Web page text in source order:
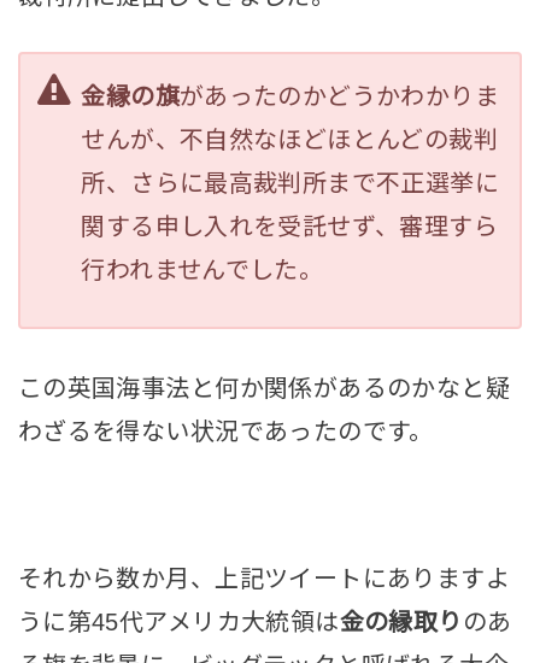
金縁の旗があったのかどうかわかりま
せんが、不自然なほどほとんどの裁判
所、さらに最高裁判所まで不正選挙に
関する申し入れを受託せず、審理すら
行われませんでした。
この英国海事法と何か関係があるのかなと疑
わざるを得ない状況であったのです。
それから数か月、上記ツイートにありますよ
うに第45代アメリカ大統領は金の縁取り のあ